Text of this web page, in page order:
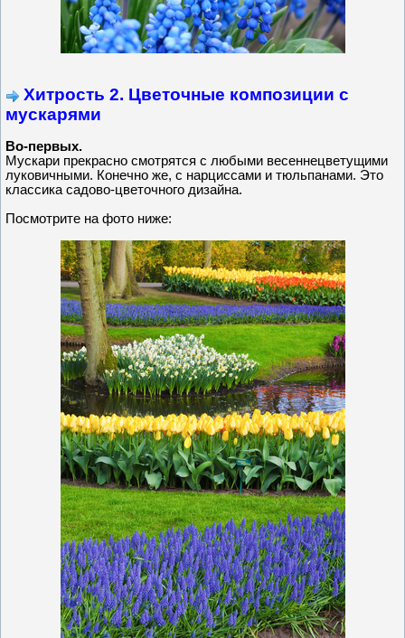
Хитрость 2. Цветочные композиции с
мускарями
Во-первых.
Мускари прекрасно смотрятся с любыми весеннецветущими
луковичными. Конечно же, с нарциссами и тюльпанами. Это
классика садово-цветочного дизайна.
Посмотрите на фото ниже: